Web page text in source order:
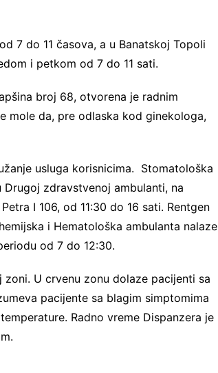
7 do 11 časova, a u Banatskoj Topoli
i petkom od 7 do 11 sati.
broj 68, otvorena je radnim
mole da, pre odlaska kod ginekologa,
usluga korisnicima. Stomatološka
zdravstvenoj ambulanti, na
I 106, od 11:30 do 16 sati. Rentgen
i Hematološka ambulanta nalaze
od 7 do 12:30.
U crvenu zonu dolaze pacijenti sa
pacijente sa blagim simptomima
Radno vreme Dispanzera je